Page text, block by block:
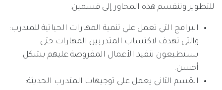
للتطوير وتنقسم هذه المحاور إلى قسمين:
البرامج التي تعمل علي تنمية المهارات الحياتية للمتدرب:
والتي تهدف لاكتساب المتدربين المهارات حتي
يستطيعون تنفيذ الأعمال المفروضة عليهم بشكل
أحسن.
القسم الثاني يعمل على توجيهات المتدرب الحديثة: